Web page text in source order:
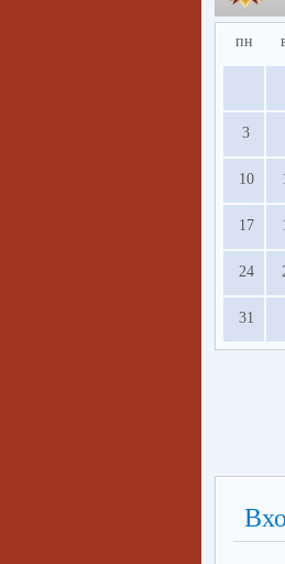
пн
3
10
17
24
31